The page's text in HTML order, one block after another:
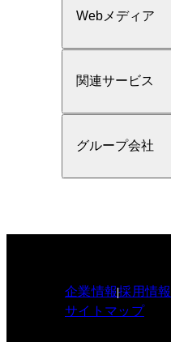
Webメディア
関連サービス
グループ会社
企業情報採用情報
サイトマップ